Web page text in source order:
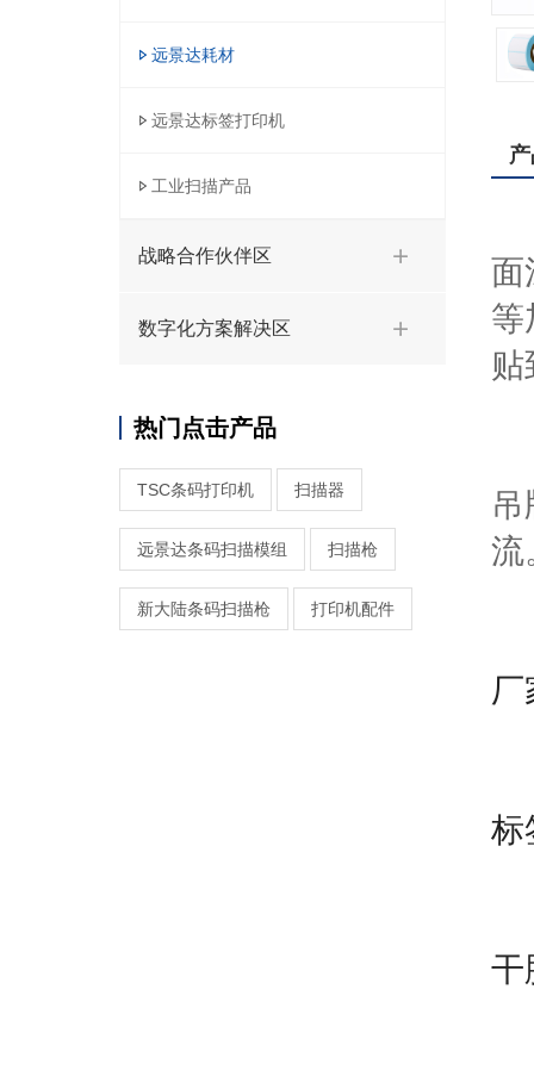
远景达耗材
远景达标签打印机
工业扫描产品
战略合作伙伴区
数字化方案解决区
热门点击产品
TSC条码打印机 扫描器
远景达条码扫描模组 扫描枪
新大陆条码扫描枪 打印机配件
面
等
贴
流
厂
标
干